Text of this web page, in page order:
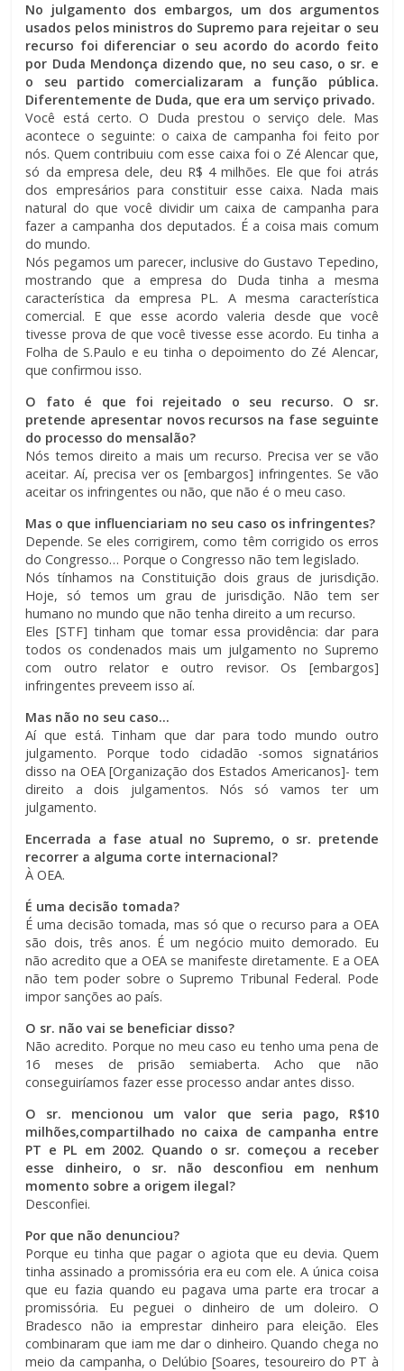
No julgamento dos embargos, um dos argumentos
usados pelos ministros do Supremo para rejeitar o seu
recurso foi diferenciar o seu acordo do acordo feito
por Duda Mendonça dizendo que, no seu caso, o sr. e
o seu partido comercializaram a função pública.
Diferentemente de Duda, que era um serviço privado.
Você está certo. O Duda prestou o serviço dele. Mas
acontece o seguinte: o caixa de campanha foi feito por
nós. Quem contribuiu com esse caixa foi o Zé Alencar que,
só da empresa dele, deu R$ 4 milhões. Ele que foi atrás
dos empresários para constituir esse caixa. Nada mais
natural do que você dividir um caixa de campanha para
fazer a campanha dos deputados. É a coisa mais comum
do mundo.
Nós pegamos um parecer, inclusive do Gustavo Tepedino,
mostrando que a empresa do Duda tinha a mesma
característica da empresa PL. A mesma característica
comercial. E que esse acordo valeria desde que você
tivesse prova de que você tivesse esse acordo. Eu tinha a
Folha de S.Paulo e eu tinha o depoimento do Zé Alencar,
que confirmou isso.
O fato é que foi rejeitado o seu recurso. O sr.
pretende apresentar novos recursos na fase seguinte
do processo do mensalão?
Nós temos direito a mais um recurso. Precisa ver se vão
aceitar. Aí, precisa ver os [embargos] infringentes. Se vão
aceitar os infringentes ou não, que não é o meu caso.
Mas o que influenciariam no seu caso os infringentes?
Depende. Se eles corrigirem, como têm corrigido os erros
do Congresso… Porque o Congresso não tem legislado.
Nós tínhamos na Constituição dois graus de jurisdição.
Hoje, só temos um grau de jurisdição. Não tem ser
humano no mundo que não tenha direito a um recurso.
Eles [STF] tinham que tomar essa providência: dar para
todos os condenados mais um julgamento no Supremo
com outro relator e outro revisor. Os [embargos]
infringentes preveem isso aí.
Mas não no seu caso…
Aí que está. Tinham que dar para todo mundo outro
julgamento. Porque todo cidadão -somos signatários
disso na OEA [Organização dos Estados Americanos]- tem
direito a dois julgamentos. Nós só vamos ter um
julgamento.
Encerrada a fase atual no Supremo, o sr. pretende
recorrer a alguma corte internacional?
À OEA.
É uma decisão tomada?
É uma decisão tomada, mas só que o recurso para a OEA
são dois, três anos. É um negócio muito demorado. Eu
não acredito que a OEA se manifeste diretamente. E a OEA
não tem poder sobre o Supremo Tribunal Federal. Pode
impor sanções ao país.
O sr. não vai se beneficiar disso?
Não acredito. Porque no meu caso eu tenho uma pena de
16 meses de prisão semiaberta. Acho que não
conseguiríamos fazer esse processo andar antes disso.
O sr. mencionou um valor que seria pago, R$10
milhões,compartilhado no caixa de campanha entre
PT e PL em 2002. Quando o sr. começou a receber
esse dinheiro, o sr. não desconfiou em nenhum
momento sobre a origem ilegal?
Desconfiei.
Por que não denunciou?
Porque eu tinha que pagar o agiota que eu devia. Quem
tinha assinado a promissória era eu com ele. A única coisa
que eu fazia quando eu pagava uma parte era trocar a
promissória. Eu peguei o dinheiro de um doleiro. O
Bradesco não ia emprestar dinheiro para eleição. Eles
combinaram que iam me dar o dinheiro. Quando chega no
meio da campanha, o Delúbio [Soares, tesoureiro do PT à